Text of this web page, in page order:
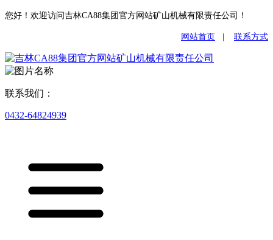
您好！欢迎访问吉林CA88集团官方网站矿山机械有限责任公司！
网站首页 联系方式
联系我们：
0432-64824939